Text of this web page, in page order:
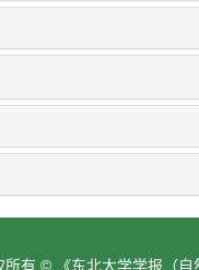
所有 © 《东北大学学报（自